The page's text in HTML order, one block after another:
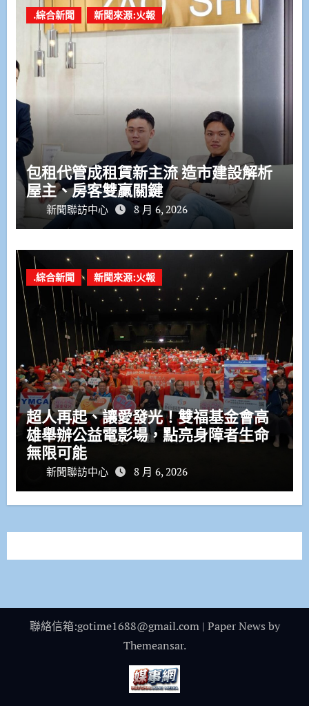
.綜合新聞 新聞來源:火報
包租代管成租賃新主流 造市建設解析
屋主、房客雙贏關鍵
新聞聯訪中心 8 月 6, 2026
.綜合新聞 新聞來源:火報
超人再起、讓愛發光！雙福基金會高
雄舉辦公益電影場，點亮身障者生命
無限可能
新聞聯訪中心 8 月 6, 2026
聯絡信箱:gotime1688@gmail.com | Paper News by
Themeansar.